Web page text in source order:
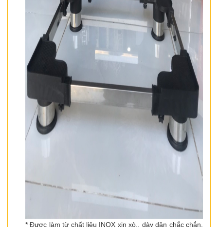
* Được làm từ chất liệu INOX xịn xò,, dày dặn chắc chắn,